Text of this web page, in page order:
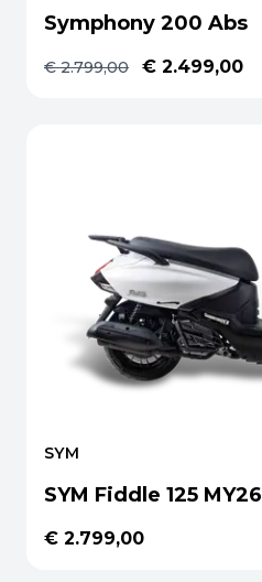
Symphony 200 Abs
€ 2.799,00 € 2.499,00
SYM
SYM Fiddle 125 MY26
€ 2.799,00